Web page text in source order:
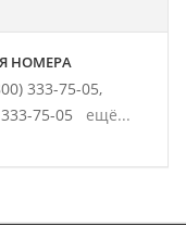
НОМЕРА
333-75-05,
75-05 ещё...